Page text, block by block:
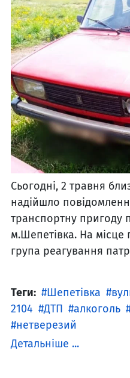
Сьогодні, 2 травня
надійшло
транспортну пригоду
м.Шепетівка. На місце
група реагування
Теги: Шепетівка
2104
ДТП алкоголь
нетверезий
Детальніше ...